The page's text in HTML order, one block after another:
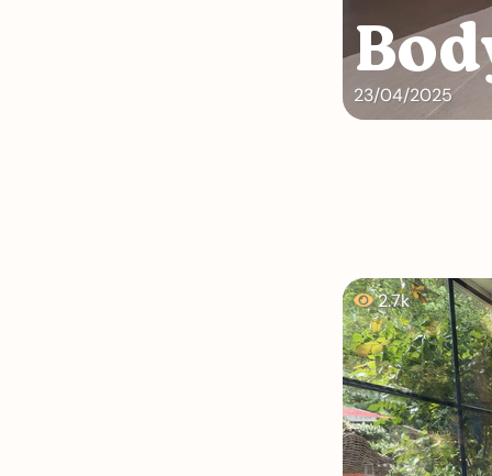
23/04/2025
2.7k